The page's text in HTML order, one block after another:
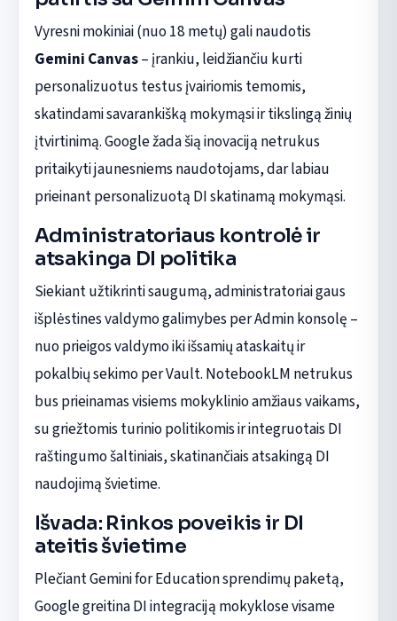
Vyresni mokiniai (nuo 18 metų) gali naudotis
Gemini Canvas– įrankiu, leidžiančiu kurti
personalizuotus testus įvairiomis temomis,
skatindami savarankišką mokymąsi ir tikslingą žinių
įtvirtinimą. Google žada šią inovaciją netrukus
pritaikyti jaunesniems naudotojams, dar labiau
prieinant personalizuotą DI skatinamą mokymąsi.
Administratoriaus kontrolė ir
atsakinga DI politika
Siekiant užtikrinti saugumą, administratoriai gaus
išplėstines valdymo galimybes per Admin konsolę –
nuo prieigos valdymo iki išsamių ataskaitų ir
pokalbių sekimo per Vault. NotebookLM netrukus
bus prieinamas visiems mokyklinio amžiaus vaikams,
su griežtomis turinio politikomis ir integruotais DI
raštingumo šaltiniais, skatinančiais atsakingą DI
naudojimą švietime.
Išvada: Rinkos poveikis ir DI
ateitis švietime
Plečiant Gemini for Education sprendimų paketą,
Google greitina DI integraciją mokyklose visame